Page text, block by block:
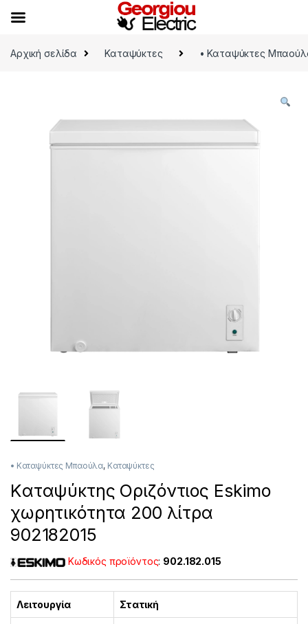
Αρχική σελίδα
Καταψύκτες • Καταψύκτες
• Καταψύκτες Μπαούλα, Καταψύκτες
Kαταψύκτης Οριζόντιος Eskimo
χωρητικότητα 200 λίτρα
902182015
Κωδικός προϊόντος: 902.182.015
Λειτουργία Στατική